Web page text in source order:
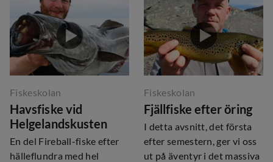
Fiskeskolan
Havsfiske vid
Helgelandskusten
En del Fireball-fiske efter
hälleflundra med hel
Fiskeskolan
Fjällfiske efter öring
I detta avsnitt, det första
efter semestern, ger vi oss
ut på äventyr i det massiva